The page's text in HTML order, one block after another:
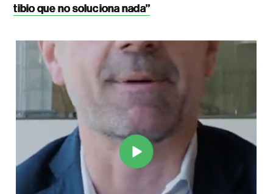
tibio que no soluciona nada”